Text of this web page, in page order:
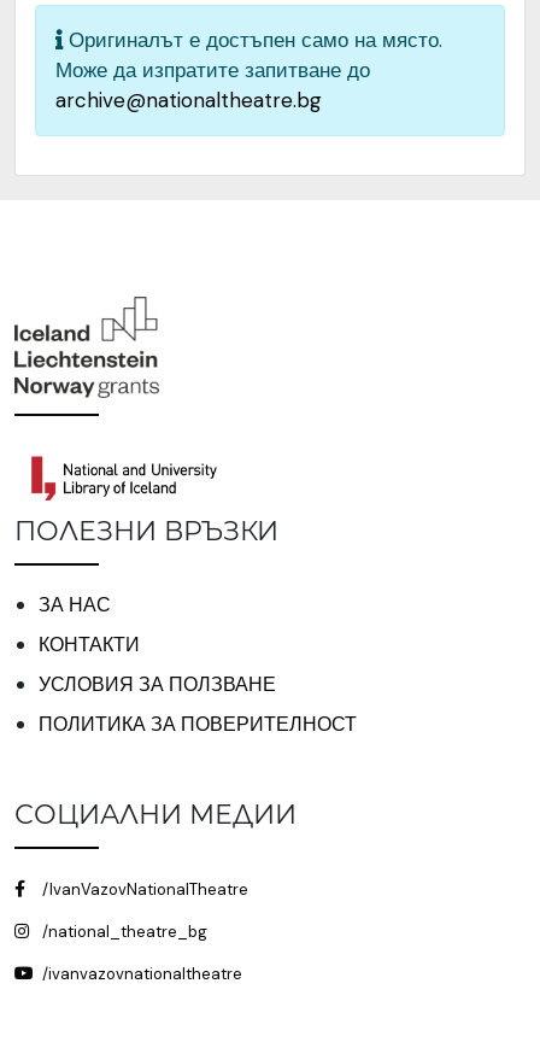
Оригиналът е достъпен само на място.
Може да изпратите запитване до
archive@nationaltheatre.bg
ПОЛЕЗНИ ВРЪЗКИ
ЗА НАС
КОНТАКТИ
УСЛОВИЯ ЗА ПОЛЗВАНЕ
ПОЛИТИКА ЗА ПОВЕРИТЕЛНОСТ
СОЦИАЛНИ МЕДИИ
/IvanVazovNationalTheatre
/national_theatre_bg
/ivanvazovnationaltheatre